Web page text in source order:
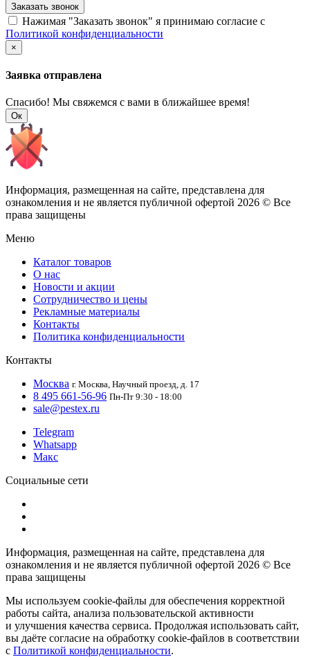
Заказать звонок
Нажимая "Заказать звонок" я принимаю согласие с
Политикой конфиденциальности
×
Заявка отправлена
Спасибо! Мы свяжемся с вами в ближайшее время!
Ок
Информация, размещенная на сайте, представлена для
ознакомления и не является публичной офертой 2026 © Все
права защищены
Меню
Каталог товаров
О нас
Новости и акции
Сотрудничество и цены
Рекламные материалы
Контакты
Политика конфиденциальности
Контакты
Москва г. Москва, Научный проезд, д. 17
8 495 661-56-96 Пн-Пт 9:30 - 18:00
sale@pestex.ru
Telegram
Whatsapp
Макс
Социальные сети
Информация, размещенная на сайте, представлена для
ознакомления и не является публичной офертой 2026 © Все
права защищены
Мы используем cookie-файлы для обеспечения корректной
работы сайта, анализа пользовательской активности
и улучшения качества сервиса. Продолжая использовать сайт,
вы даёте согласие на обработку cookie-файлов в соответствии
с Политикой конфиденциальности.